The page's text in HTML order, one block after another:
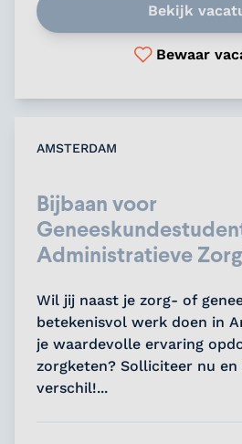
Bekijk
Bewaar
AMSTERDAM
Bijbaan voor
Administratieve
Wil jij naast je zorg- of
betekenisvol werk doen in
je waardevolle ervaring
zorgketen? Solliciteer nu en
verschil!...